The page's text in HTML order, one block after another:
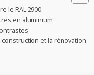
le RAL 2900
en aluminium
construction et la rénovation